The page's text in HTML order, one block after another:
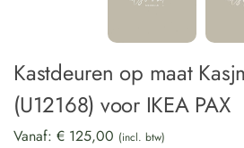
Kastdeuren op maat
(U12168) voor IKEA PAX
Vanaf: € 125,00 (incl. btw)